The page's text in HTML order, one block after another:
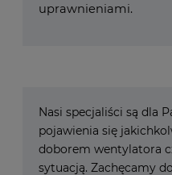
uprawnieniami.
Nasi specjaliści są dla
pojawienia się
doborem wentylatora
sytuacją. Zachęcamy